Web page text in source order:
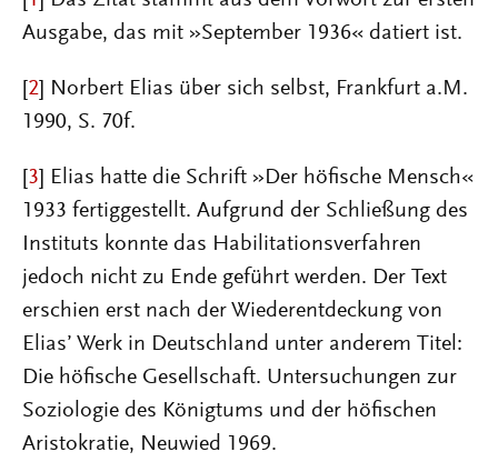
Ausgabe, das mit »September 1936« datiert ist.
2 ] Norbert Elias über sich selbst, Frankfurt a.M.
1990, S. 70f.
3 ] Elias hatte die Schrift »Der höfische Mensch«
1933 fertiggestellt. Aufgrund der Schließung des
Instituts konnte das Habilitationsverfahren
jedoch nicht zu Ende geführt werden. Der Text
erschien erst nach der Wiederentdeckung von
Elias’ Werk in Deutschland unter anderem Titel:
Die höfische Gesellschaft. Untersuchungen zur
Soziologie des Königtums und der höfischen
Aristokratie, Neuwied 1969.